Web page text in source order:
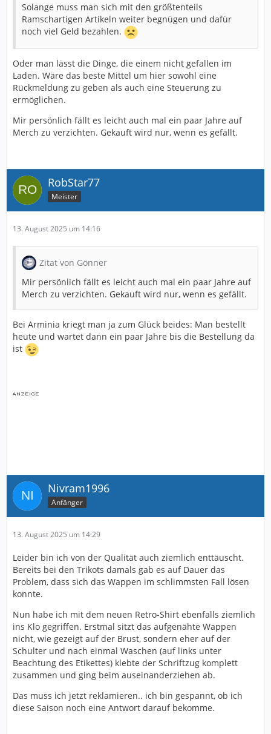
Solange muss man sich mit den größtenteils
Ramschartigen Artikeln weiter begnügen und dafür
noch viel Geld bezahlen.
Oder man lässt die Dinge, die einem nicht gefallen im
Laden. Wäre das beste Mittel um hier sowohl eine
Rückmeldung zu geben als auch eine Steuerung zu
ermöglichen.
Mir persönlich fällt es leicht auch mal ein paar Jahre auf
Merch zu verzichten. Gekauft wird nur, wenn es gefällt.
RobStar77
Meister
13. August 2025 um 14:16
Zitat von Gönner
Mir persönlich fällt es leicht auch mal ein paar Jahre auf
Merch zu verzichten. Gekauft wird nur, wenn es gefällt.
Bei Arminia kriegt man ja zum Glück beides: Man bestellt
heute und wartet dann ein paar Jahre bis die Bestellung da
ist
Nivram1996
Anfänger
13. August 2025 um 14:29
Leider bin ich von der Qualität auch ziemlich enttäuscht.
Bereits bei den Trikots damals gab es auf Dauer das
Problem, dass sich das Wappen im schlimmsten Fall lösen
konnte.
Nun habe ich mit dem neuen Retro-Shirt ebenfalls ziemlich
ins Klo gegriffen. Erstmal sitzt das aufgenähte Wappen
nicht, wie gezeigt auf der Brust, sondern eher auf der
Schulter und nach einmal Waschen (auf links unter
Beachtung des Etikettes) klebte der Schriftzug komplett
zusammen und ging beim auseinanderziehen ab.
Das muss ich jetzt reklamieren.. ich bin gespannt, ob ich
diese Saison noch eine Antwort darauf bekomme.